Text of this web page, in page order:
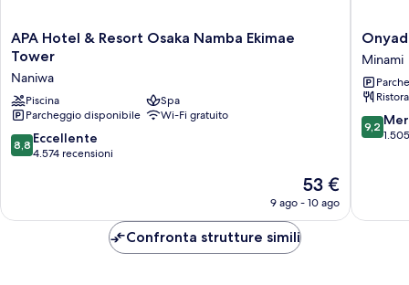
APA
Hotel
Resort
Osaka
Namba
Ekimae
Tower
APA Hotel & Resort Osaka Namba Ekimae
Tower
Naniwa
Piscina
Spa
Parcheggio disponibile
Wi-Fi gratuito
8.8
su
recensioni
8,8 Eccellente
4.574 recensioni
Il
prezzo
attuale
53 €
9 ago - 10 ago
Onyado
Nono
Namba
Natural
Hot
Spring
Minami
Minami
9.2
su
9,2
Confronta strutture simili